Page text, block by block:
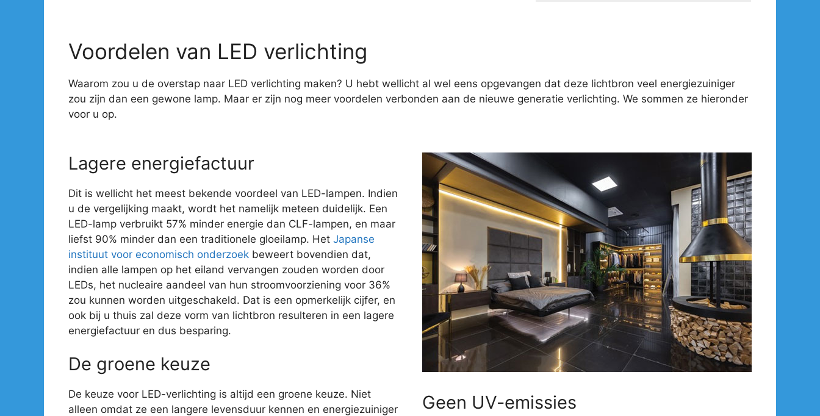
Voordelen van LED verlichting
Waarom zou u de overstap naar LED verlichting maken? U hebt wellicht al wel eens opgevangen dat deze lichtbron veel energiezuiniger
zou zijn dan een gewone lamp. Maar er zijn nog meer voordelen verbonden aan de nieuwe generatie verlichting. We sommen ze hieronder
voor u op.
Lagere energiefactuur
Dit is wellicht het meest bekende voordeel van LED-lampen. Indien
u de vergelijking maakt, wordt het namelijk meteen duidelijk. Een
LED-lamp verbruikt 57% minder energie dan CLF-lampen, en maar
liefst 90% minder dan een traditionele gloeilamp. Het Japanse
instituut voor economisch onderzoek beweert bovendien dat,
indien alle lampen op het eiland vervangen zouden worden door
LEDs, het nucleaire aandeel van hun stroomvoorziening voor 36%
zou kunnen worden uitgeschakeld. Dat is een opmerkelijk cijfer, en
ook bij u thuis zal deze vorm van lichtbron resulteren in een lagere
energiefactuur en dus besparing.
De groene keuze
De keuze voor LED-verlichting is altijd een groene keuze. Niet
alleen omdat ze een langere levensduur kennen en energiezuiniger
Geen UV-emissies